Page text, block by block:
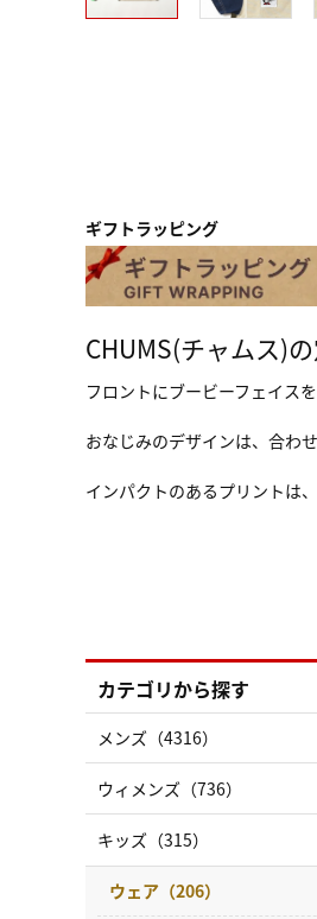
ギフトラッピング
CHUMS(チャムス)
フロントにブービーフェイス
おなじみのデザインは、合わ
インパクトのあるプリントは
カテゴリから探す
メンズ（4316）
ウィメンズ（736）
キッズ（315）
ウェア（206）